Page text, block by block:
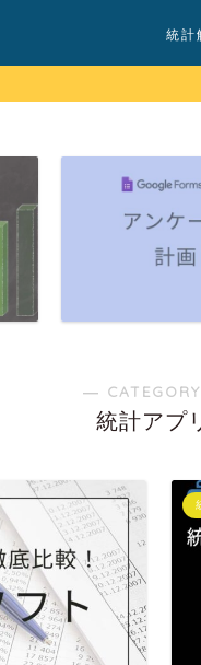
統計
―
統計アプ